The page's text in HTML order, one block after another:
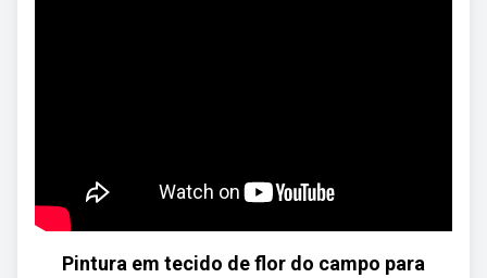
Pintura em tecido de flor do campo para